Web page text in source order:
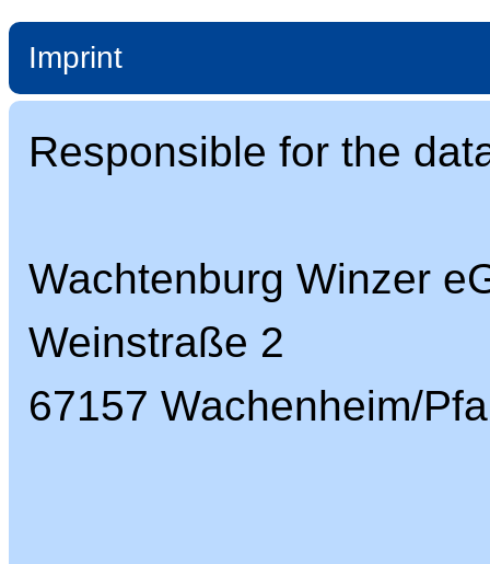
Imprint
Responsible for the
Wachtenburg Winzer
Weinstraße 2
67157 Wachenheim/